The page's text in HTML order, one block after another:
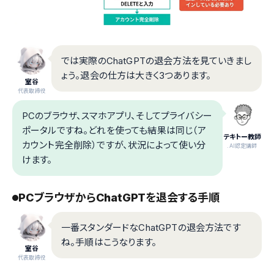
室谷
代表取締役
では実際のChatGPTの退会方法を見ていきまし
ょう。退会の仕方は大きく3つあります。
テキトー教師
.AI認定講師
PCのブラウザ、スマホアプリ、そしてプライバシー
ポータルですね。どれを使っても結果は同じ（ア
カウント完全削除）ですが、状況によって使い分
けます。
PCブラウザからChatGPTを退会する手順
室谷
代表取締役
一番スタンダードなChatGPTの退会方法です
ね。手順はこうなります。